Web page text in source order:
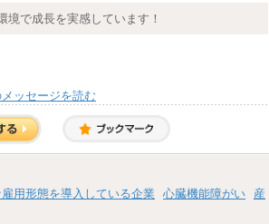
■(株)JTB商事
総合職 月給208,000～235,000円
■(株)JTBパブリッシング ※2027年新卒募集
終了
総合職 月給271,000円
整給
境で成長を実感しています！
ッセージを読む
用形態を導入している企業 心臓機能障がい
産